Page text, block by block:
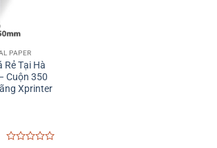
PAPER
Rẻ Tại Hà
Cuộn 350
Xprinter